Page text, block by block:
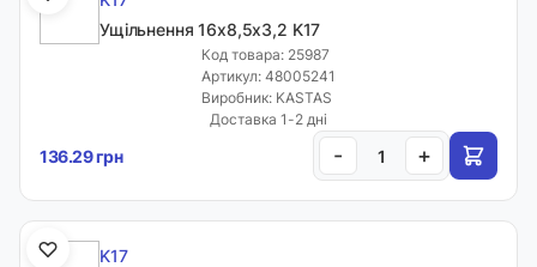
Ущільнення 16х8,5х3,2 K17
Код товара: 25987
Артикул: 48005241
Виробник: KASTAS
Доставка 1-2 дні
136.29 грн - +
K17